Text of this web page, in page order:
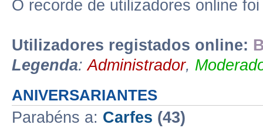
O recorde de utilizadores online
Utilizadores registados online:
Legenda:Administrador,
ANIVERSARIANTES
Parabéns a: Carfes (43)